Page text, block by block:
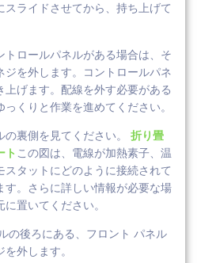
スライドさせてから、持ち上げて
トロールパネルがある場合は、そ
ジを外します。コントロールパネ
上げます。配線を外す必要がある
くりと作業を進めてください。
の裏側を見てください。 折り畳
ト この図は、電線が加熱素子、温
スタットにどのように接続されて
す。さらに詳しい情報が必要な場
置いてください。
の後ろにある、フロント パネル
外します。